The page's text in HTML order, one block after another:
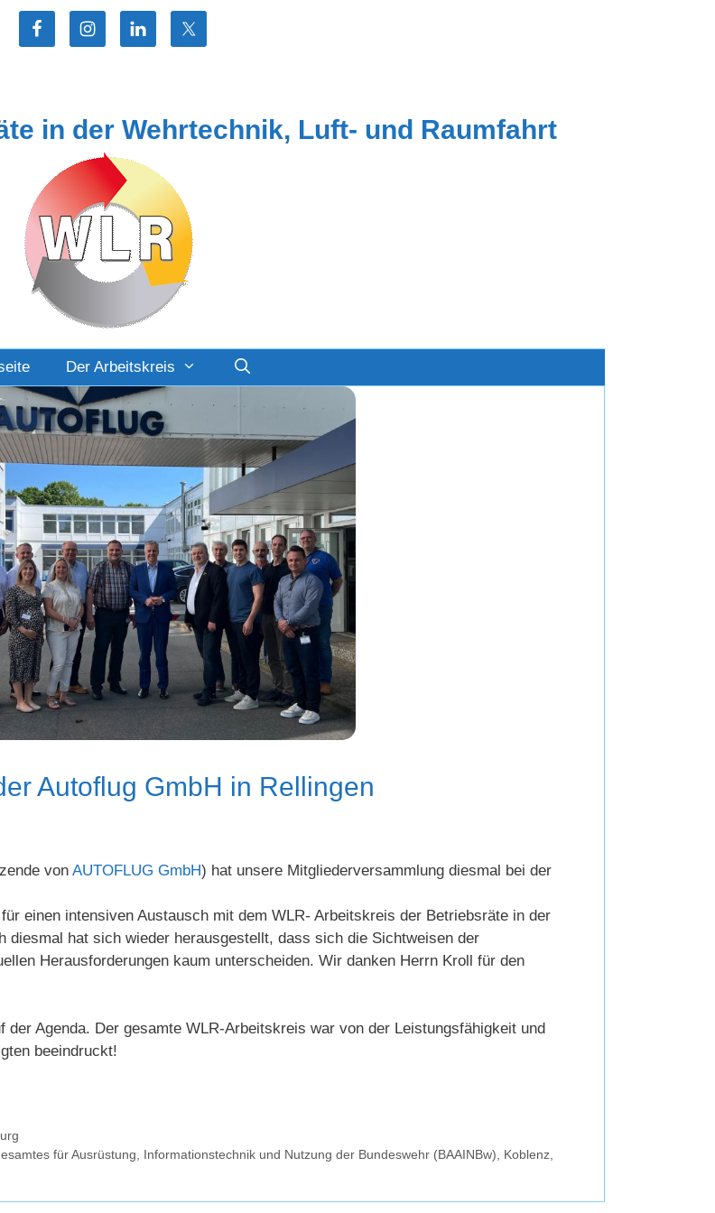
in der Wehrtechnik, Luft- und Raumfahrt
Der Arbeitskreis
Autoflug GmbH in Rellingen
von AUTOFLUG GmbH) hat unsere Mitgliederversammlung diesmal bei der
einen intensiven Austausch mit dem WLR- Arbeitskreis der Betriebsräte in der
diesmal hat sich wieder herausgestellt, dass sich die Sichtweisen der
Herausforderungen kaum unterscheiden. Wir danken Herrn Kroll für den
Agenda. Der gesamte WLR-Arbeitskreis war von der Leistungsfähigkeit und
beeindruckt!
für Ausrüstung, Informationstechnik und Nutzung der Bundeswehr (BAAINBw), Koblenz,